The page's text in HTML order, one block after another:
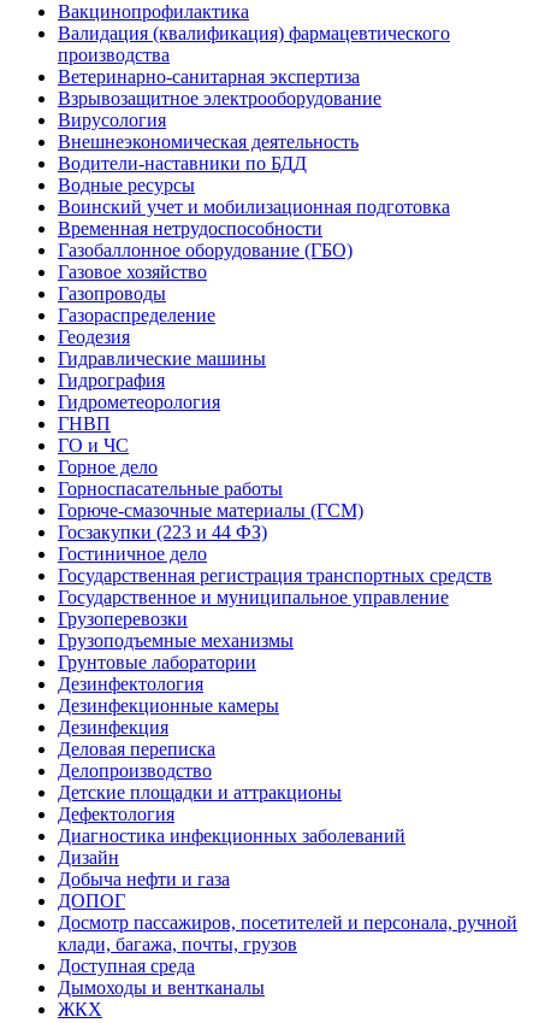
Вакцинопрофилактика
Валидация (квалификация) фармацевтического
производства
Ветеринарно-санитарная экспертиза
Взрывозащитное электрооборудование
Вирусология
Внешнеэкономическая деятельность
Водители-наставники по БДД
Водные ресурсы
Воинский учет и мобилизационная подготовка
Временная нетрудоспособности
Газобаллонное оборудование (ГБО)
Газовое хозяйство
Газопроводы
Газораспределение
Геодезия
Гидравлические машины
Гидрография
Гидрометеорология
ГНВП
ГО и ЧС
Горное дело
Горноспасательные работы
Горюче-смазочные материалы (ГСМ)
Госзакупки (223 и 44 ФЗ)
Гостиничное дело
Государственная регистрация транспортных средств
Государственное и муниципальное управление
Грузоперевозки
Грузоподъемные механизмы
Грунтовые лаборатории
Дезинфектология
Дезинфекционные камеры
Дезинфекция
Деловая переписка
Делопроизводство
Детские площадки и аттракционы
Дефектология
Диагностика инфекционных заболеваний
Дизайн
Добыча нефти и газа
ДОПОГ
Досмотр пассажиров, посетителей и персонала, ручной
клади, багажа, почты, грузов
Доступная среда
Дымоходы и вентканалы
ЖКХ